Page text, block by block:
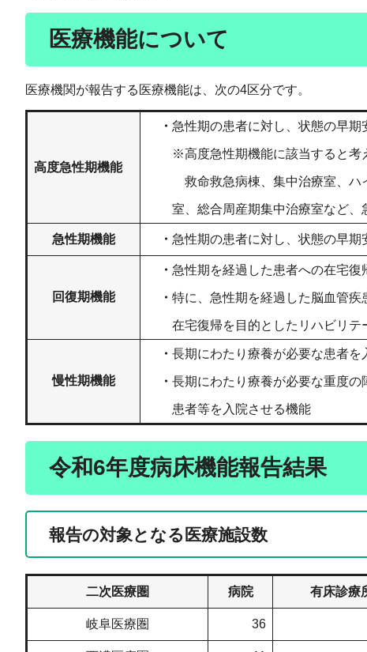
医療機能について
医療機関が報告する医療機能は、次の4区分です。
高度急性期機能
・ 急性期の患者に対し、状態の早
※高度急性期機能に該当すると考
救命救急病棟、集中治療室、ハイ
室、総合周産期集中治療室など、
急性期機能 ・ 急性期の患者に対し、状態の早
回復期機能
・ 急性期を経過した患者への在宅
・ 特に、急性期を経過した脳血管
在宅復帰を目的としたリハビリテー
慢性期機能
・ 長期にわたり療養が必要な患者を
・ 長期にわたり療養が必要な重度
患者等を入院させる機能
令和6年度病床機能報告結果
報告の対象となる医療施設数
二次医療圏 病院 有床診療
岐阜医療圏 36